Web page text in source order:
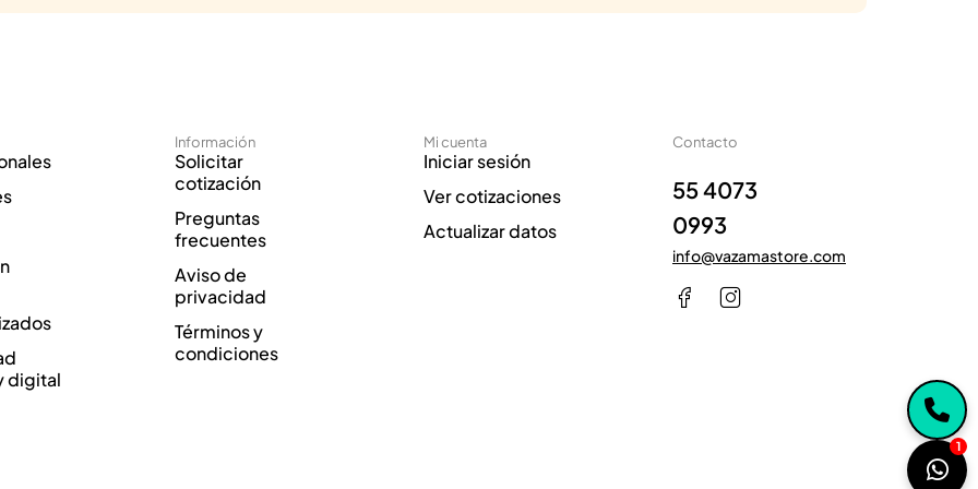
digital
Información
Solicitar
cotización
Preguntas
frecuentes
Aviso de
privacidad
Términos y
condiciones
Mi cuenta
Iniciar sesión
Ver cotizaciones
Actualizar datos
Contacto
55 4073
0993
info@vazamastore.com
1